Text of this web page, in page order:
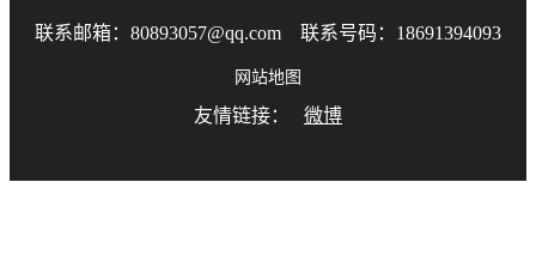
联系邮箱：80893057@qq.com 联系号码：18691394093
网站地图
友情链接： 微博